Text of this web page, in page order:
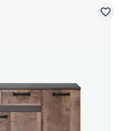
favorite_border